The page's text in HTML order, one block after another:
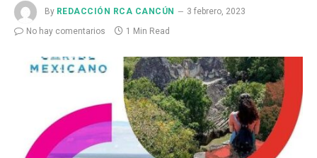
By REDACCIÓN RCA CANCÚN
3 febrero, 2023
No hay comentarios
1 Min Read